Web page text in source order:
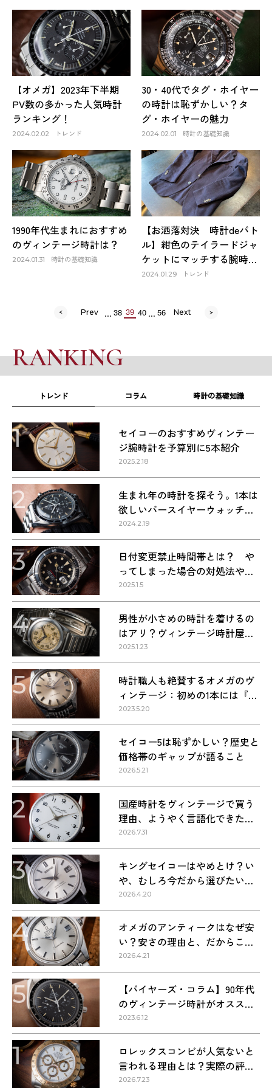
【オメガ】2023年下半期
PV数の多かった人気時計
ランキング！
2024.02.02 トレンド
30・40代でタグ・ホイヤー
の時計は恥ずかしい？タ
グ・ホイヤーの魅力
2024.02.01 時計の基礎知識
1990年代生まれにおすすめ
のヴィンテージ時計は？
2024.01.31 時計の基礎知識
【お洒落対決 時計deバト
ル】紺色のテイラードジャ
ケットにマッチする腕時計
は？
2024.01.29 トレンド
Prev ... 38 39 40 ... Next
56
RANKING
トレンド コラム 時計の基礎知識
1
セイコーのおすすめヴィンテー
ジ腕時計を予算別に5本紹介
2025.2.18
2
生まれ年の時計を探そう。1本は
欲しいバースイヤーウォッチ・
1960〜1990年代の名作9本
2024.2.19
3
日付変更禁止時間帯とは？ や
ってしまった場合の対処法や正
しい方法
2025.1.5
4
男性が小さめの時計を着けるの
はアリ？ヴィンテージ時計屋が
回答します！
2025.1.23
5
時計職人も絶賛するオメガのヴ
ィンテージ：初めの1本には『シ
ーマスター』を選ぶべき理由
2023.5.20
1
セイコー5は恥ずかしい？歴史と
価格帯のギャップが語ること
2026.5.21
2
国産時計をヴィンテージで買う
理由、ようやく言語化できた気
がする
2026.7.31
3
キングセイコーはやめとけ？い
や、むしろ今だから選びたい理
由
2026.4.20
4
オメガのアンティークはなぜ安
い？安さの理由と、だからこそ
狙い目な理由
2026.4.21
5
【バイヤーズ・コラム】90年代
のヴィンテージ時計がオススメ
な理由
2023.6.12
1
ロレックスコンビが人気ないと
言われる理由とは？実際の評価
を解説
2026.7.23